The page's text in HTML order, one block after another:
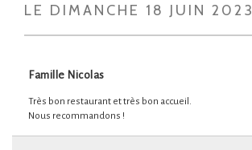
LE DIMANCHE 18 JUIN 2023
Famille Nicolas
Très bon restaurant et très bon accueil.
Nous recommandons !